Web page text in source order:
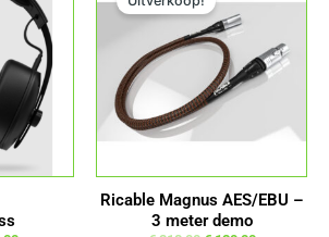
Ricable Magnus AES/EBU –
3 meter demo